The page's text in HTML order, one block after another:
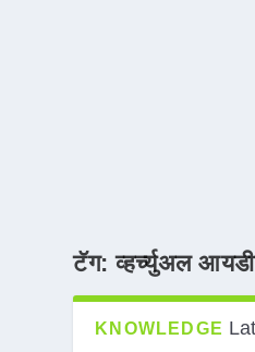
टॅग:व्हर्च्युअल
KNOWLEDGE